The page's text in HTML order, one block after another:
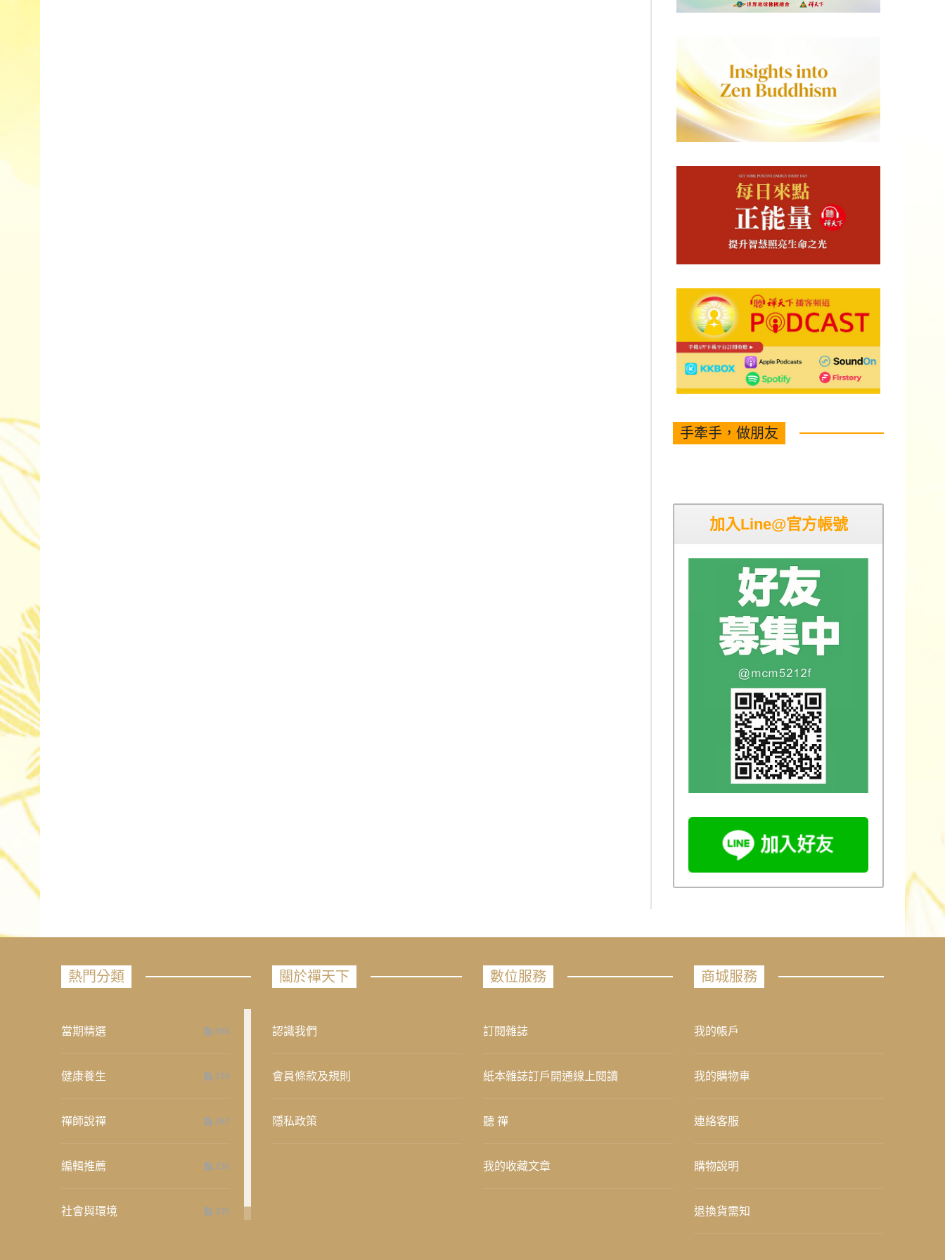
手牽手，做朋友
加入Line@官方帳號
熱門分類
當期精選 658
健康養生 276
禪師說禪 267
編輯推薦 236
社會與環境 235
關於禪天下
認識我們
會員條款及規則
隱私政策
數位服務
訂閱雜誌
紙本雜誌訂戶開通線上閱讀
聽 禪
我的收藏文章
商城服務
我的帳戶
我的購物車
連絡客服
購物說明
退換貨需知